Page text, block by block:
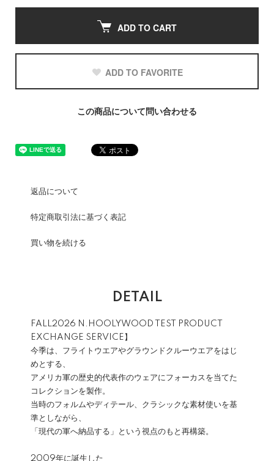
ADD TO CART
ADD TO FAVORITE
この商品について問い合わせる
返品について
特定商取引法に基づく表記
買い物を続ける
DETAIL
FALL2026 N.HOOLYWOOD TEST PRODUCT
EXCHANGE SERVICE】
今季は、フライトウエアやグラウンドクルーウエアをはじ
めとする、
アメリカ軍の歴史的代表作のウェアにフォーカスを当てた
コレクションを製作。
当時のフォルムやディテール、クラシックな素材使いを基
準としながら、
「現代の軍へ納品する」という視点のもと再構築。
2009年に誕生した